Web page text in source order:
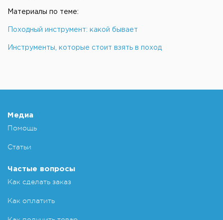
Материалы по теме:
Походный инструмент: какой бывает
Инструменты, которые стоит взять в поход
Медиа
Помощь
Статьи
Частые вопросы
Как сделать заказ
Как оплатить